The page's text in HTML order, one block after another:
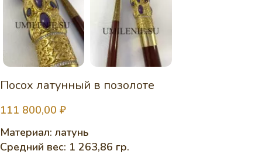
Посох латунный в позолоте
111 800,00 ₽
Материал: латунь
Средний вес: 1 263,86 гр.